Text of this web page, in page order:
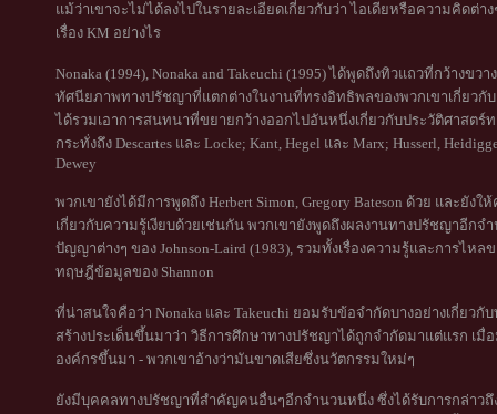
แม้ว่าเขาจะไม่ได้ลงไปในรายละเอียดเกี่ยวกับว่า ไอเดียหรือความคิดต่
เรื่อง KM อย่างไร
Nonaka (1994), Nonaka and Takeuchi (1995) ได้พูดถึงทิวแถวที่กว้าง
ทัศนียภาพทางปรัชญาที่แตกต่างในงานที่ทรงอิทธิพลของพวกเขาเกี่ยวกับเ
ได้รวมเอาการสนทนาที่ขยายกว้างออกไปอันหนึ่งเกี่ยวกับประวัติศาสตร์
กระทั่งถึง Descartes และ Locke; Kant, Hegel และ Marx; Husserl,
Dewey
พวกเขายังได้มีการพูดถึง Herbert Simon, Gregory Bateson ด้วย และยัง
เกี่ยวกับความรู้เงียบด้วยเช่นกัน พวกเขายังพูดถึงผลงานทางปรัชญาอีกจ
ปัญญาต่างๆ ของ Johnson-Laird (1983), รวมทั้งเรื่องความรู้และการไหล
ทฤษฎีข้อมูลของ Shannon
ที่น่าสนใจคือว่า Nonaka และ Takeuchi ยอมรับข้อจำกัดบางอย่างเกี่ยว
สร้างประเด็นขึ้นมาว่า วิธีการศึกษาทางปรัชญาได้ถูกจำกัดมาแต่แรก เมื่
องค์กรขึ้นมา - พวกเขาอ้างว่ามันขาดเสียซึ่งนวัตกรรมใหม่ๆ
ยังมีบุคคลทางปรัชญาที่สำคัญคนอื่นๆอีกจำนวนหนึ่ง ซึ่งได้รับการกล่าวถึง